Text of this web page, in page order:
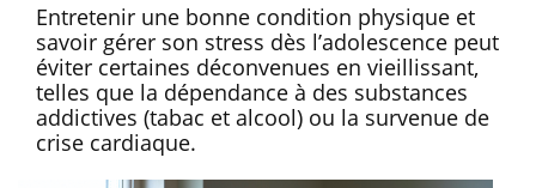
Entretenir une bonne condition physique et
savoir gérer son stress dès l’adolescence peut
éviter certaines déconvenues en vieillissant,
telles que la dépendance à des substances
addictives (tabac et alcool) ou la survenue de
crise cardiaque.